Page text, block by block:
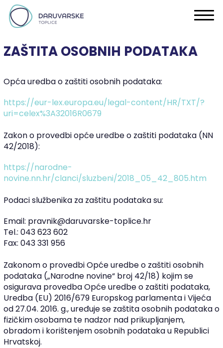
ZAŠTITA OSOBNIH PODATAKA
Opća uredba o zaštiti osobnih podataka:
https://eur-lex.europa.eu/legal-content/HR/TXT/?
uri=celex%3A32016R0679
Zakon o provedbi opće uredbe o zaštiti podataka (NN
42/2018):
https://narodne-
novine.nn.hr/clanci/sluzbeni/2018_05_42_805.htm
Podaci službenika za zaštitu podataka su:
Email: pravnik@daruvarske-toplice.hr
Tel.: 043 623 602
Fax: 043 331 956
Zakonom o provedbi Opće uredbe o zaštiti osobnih
podataka („Narodne novine“ broj 42/18) kojim se
osigurava provedba Opće uredbe o zaštiti podataka,
Uredba (EU) 2016/679 Europskog parlamenta i Vijeća
od 27.04. 2016. g., uređuje se zaštita osobnih podataka o
fizičkim osobama te nadzor nad prikupljanjem,
obradom i korištenjem osobnih podataka u Republici
Hrvatskoj.